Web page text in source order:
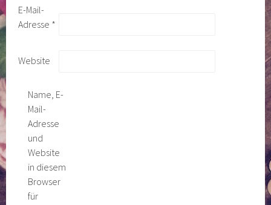
E-Mail-
Adresse *
Website
Name, E-
Mail-
Adresse
und
Website
in diesem
Browser
für